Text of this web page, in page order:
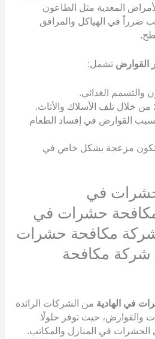
المعدية مثل الطاعون
ضرراً في الهياكل والمرافق
القوارض تشمل:
والتسمم الغذائي.
من خلال تلف الأسلاك والأثاث.
القوارض في إفساد الطعام
تكون مزعجة بشكل خاص في
في
مكافحة حشرات في
شركة مكافحة حشرات
شركة مكافحة
في الهادية من الشركات الرائدة
والقوارض، حيث توفر حلولًا
الحشرات في المنازل والمكاتب.